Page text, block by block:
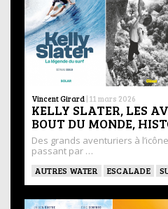
Vincent Girard | 11 mars 2026
KELLY SLATER, LES
BOUT DU MONDE,
Des grands aventuriers à
passant par …
AUTRES WATER ESCALADE